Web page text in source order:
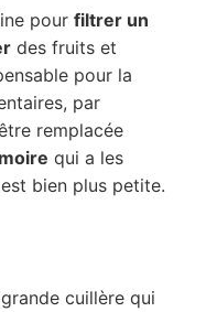
pour filtrer un
des fruits et
pour la
par
remplacée
qui a les
bien plus petite.
cuillère qui